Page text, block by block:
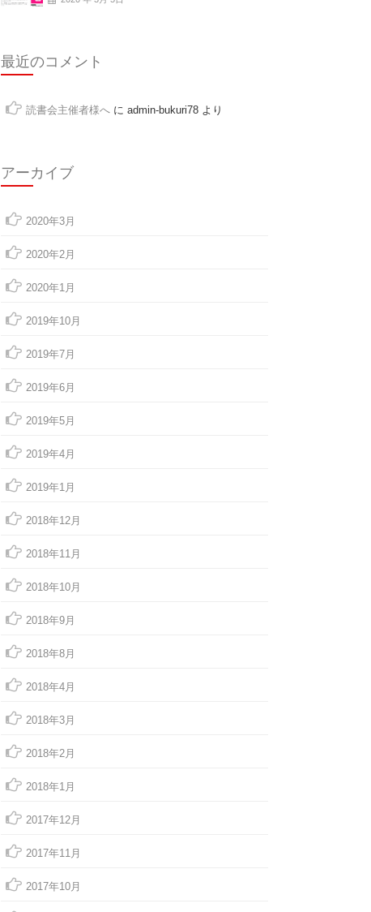
最近のコメント
読書会主催者様へ に admin-bukuri78 より
アーカイブ
2020年3月
2020年2月
2020年1月
2019年10月
2019年7月
2019年6月
2019年5月
2019年4月
2019年1月
2018年12月
2018年11月
2018年10月
2018年9月
2018年8月
2018年4月
2018年3月
2018年2月
2018年1月
2017年12月
2017年11月
2017年10月